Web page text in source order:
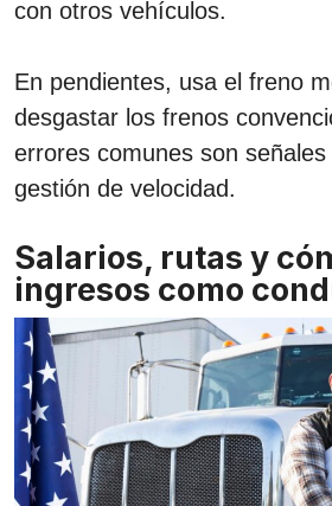
con otros vehículos.
En pendientes, usa el freno
desgastar los frenos
errores comunes son
gestión de velocidad.
Salarios, rutas y
ingresos como